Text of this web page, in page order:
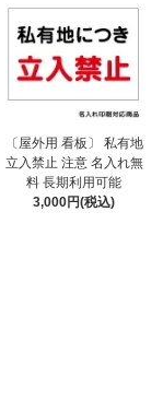
〔屋外用 看板〕 私有地
立入禁止 注意 名入れ無
料 長期利用可能
3,000円(税込)